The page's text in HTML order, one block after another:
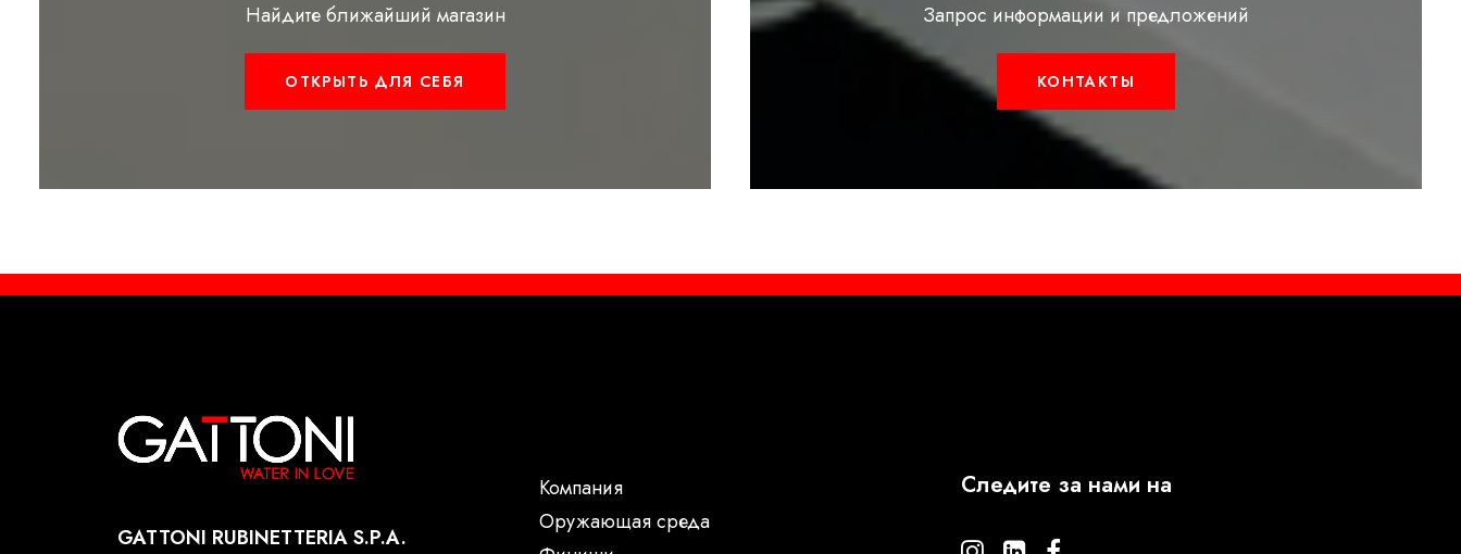
Найдите ближайший магазин
ОТКРЫТЬ ДЛЯ СЕБЯ
Запрос информации и предложений
КОНТАКТЫ
GATTONI RUBINETTERIA S.P.A.
Компания
Oружающая среда
Следите за нами на